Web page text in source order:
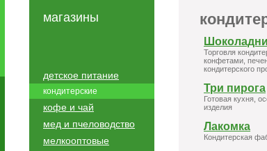
магазины
детское питание
кондитерские
кофе и чай
мед и пчеловодство
мелкооптовые
Торговля
конфетами,
кондитерского
Три пирога
Готовая кухня,
изделия
Лакомка
Кондитерская